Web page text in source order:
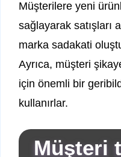
Müşterilere yeni
sağlayarak satışları
marka sadakati
Ayrıca, müşteri
için önemli bir
kullanırlar.
Müşteri